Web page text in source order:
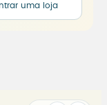
uma loja